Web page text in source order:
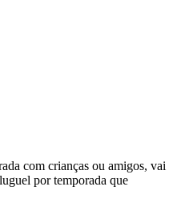
com crianças ou amigos, vai
por temporada que